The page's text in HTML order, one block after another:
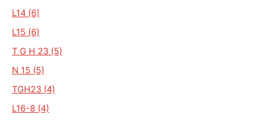
L14 (6)
L15 (6)
T G H 23 (5)
N 15 (5)
TGH23 (4)
L16-8 (4)